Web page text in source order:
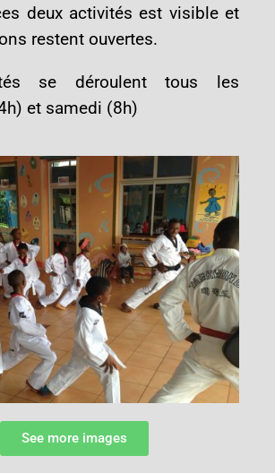
deux activités est visible et
restent ouvertes.
se déroulent tous les
et samedi (8h)
See more images